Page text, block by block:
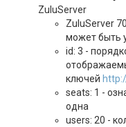
ZuluServer
ZuluServer
может быть
id: 3 -
ключей
seats: 1 -
одна
users: 20 -